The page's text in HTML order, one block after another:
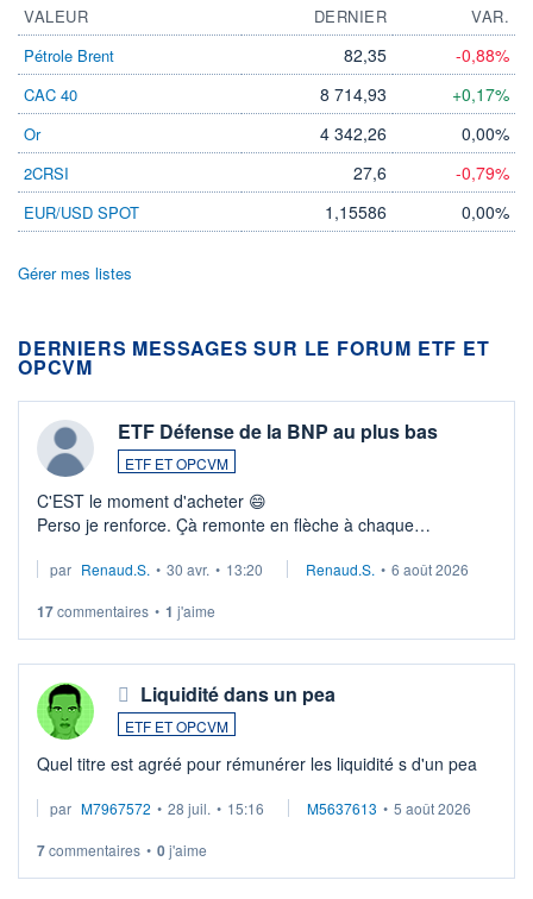
VALEUR DERNIER
VAR.
Pétrole Brent
82,35 -0,88%
CAC 40 8 714,93 +0,17%
Or 4 342,26 0,00%
2CRSI 27,6 -0,79%
EUR/USD SPOT 1,15586 0,00%
Gérer mes listes
DERNIERS MESSAGES SUR LE FORUM ETF ET
OPCVM
ETF Défense de la BNP au plus bas
ETF ET OPCVM
C'EST le moment d'acheter 😄​
Perso je renforce. Çà remonte en flèche à chaque
Investissement long terme tip top pour sa retraite.
par Renaud.S. • 30 avr. • 13:20 Renaud.S. • 6 août 2026
17commentaires • 1 j'aime
Liquidité dans un pea
ETF ET OPCVM
Quel titre est agréé pour rémunérer les liquidité s d'un pea
par M7967572 • 28 juil. • 15:16 M5637613 • 5 août 2026
7commentaires • 0j'aime